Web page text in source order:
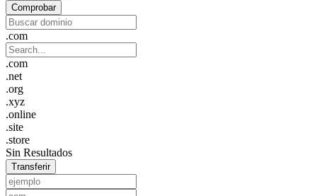
Comprobar
.com
.com
.net
.org
.xyz
.online
.site
.store
Sin Resultados
Transferir